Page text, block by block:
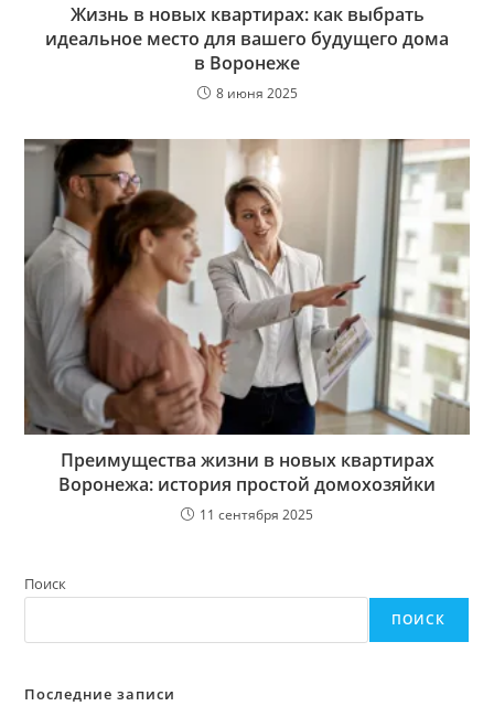
Жизнь в новых квартирах: как выбрать
идеальное место для вашего будущего дома
в Воронеже
8 июня 2025
Преимущества жизни в новых квартирах
Воронежа: история простой домохозяйки
11 сентября 2025
Поиск
ПОИСК
Последние записи